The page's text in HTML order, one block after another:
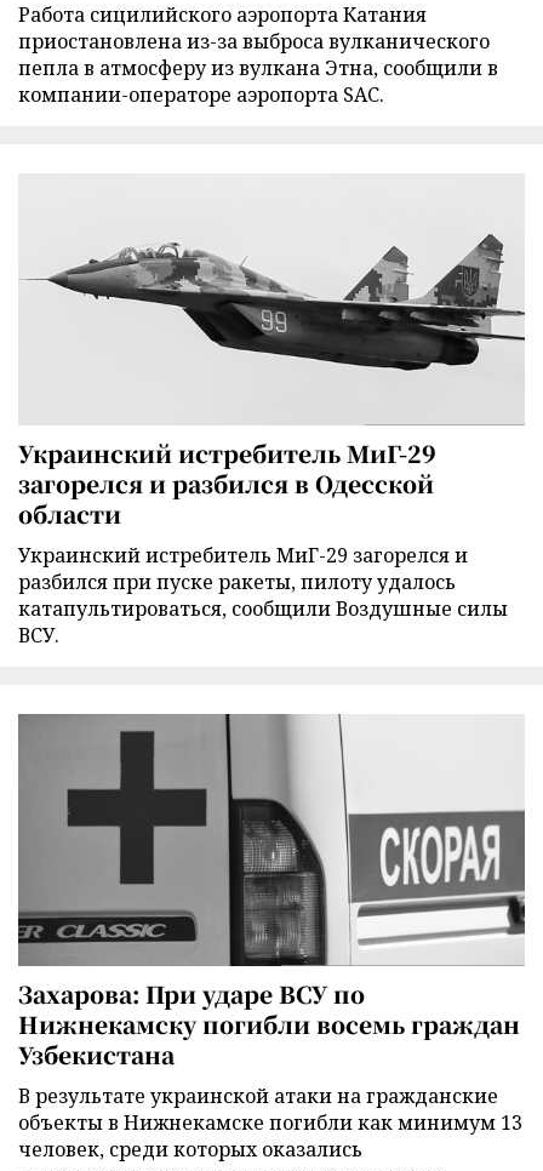
Работа сицилийского аэропорта Катания
приостановлена из-за выброса вулканического
пепла в атмосферу из вулкана Этна, сообщили в
компании-операторе аэропорта SAC.
Украинский истребитель МиГ-29
загорелся и разбился в Одесской
области
Украинский истребитель МиГ-29 загорелся и
разбился при пуске ракеты, пилоту удалось
катапультироваться, сообщили Воздушные силы
ВСУ.
Захарова: При ударе ВСУ по
Нижнекамску погибли восемь граждан
Узбекистана
В результате украинской атаки на гражданские
объекты в Нижнекамске погибли как минимум 13
человек, среди которых оказались